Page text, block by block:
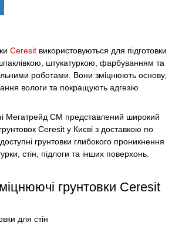
Ceresit використовуються для підготовки
штукатуркою, фарбуванням та
роботами. Вони зміцнюють основу,
вологи та покращують адгезію
Мегатрейд СМ представлений широкий
Ceresit у Києві з доставкою по
грунтовки глибокого проникнення
стін, підлоги та інших поверхонь.
грунтовки Ceresit
для стін